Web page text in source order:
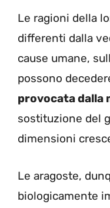
Le ragioni della
differenti dalla
cause umane,
possono
provocata dalla
sostituzione del
dimensioni
Le aragoste,
biologicamente